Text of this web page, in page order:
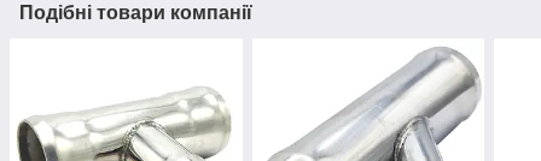
Подібні товари компанії